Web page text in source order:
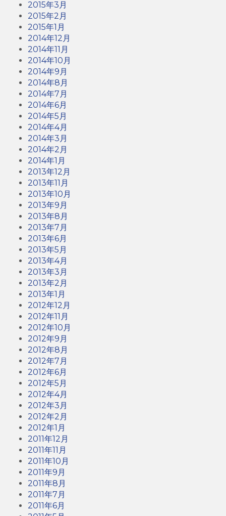
2015年3月
2015年2月
2015年1月
2014年12月
2014年11月
2014年10月
2014年9月
2014年8月
2014年7月
2014年6月
2014年5月
2014年4月
2014年3月
2014年2月
2014年1月
2013年12月
2013年11月
2013年10月
2013年9月
2013年8月
2013年7月
2013年6月
2013年5月
2013年4月
2013年3月
2013年2月
2013年1月
2012年12月
2012年11月
2012年10月
2012年9月
2012年8月
2012年7月
2012年6月
2012年5月
2012年4月
2012年3月
2012年2月
2012年1月
2011年12月
2011年11月
2011年10月
2011年9月
2011年8月
2011年7月
2011年6月